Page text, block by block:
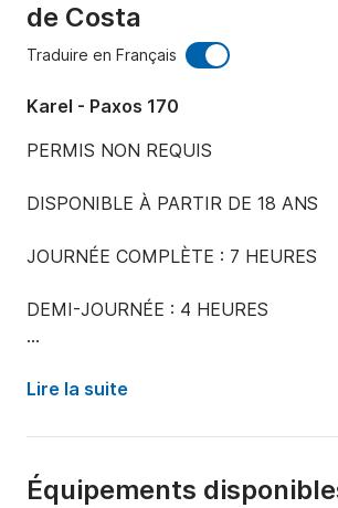
de Costa
Traduire en Français
Karel - Paxos 170
PERMIS NON REQUIS
DISPONIBLE À PARTIR DE 18 ANS
JOURNÉE COMPLÈTE : 7 HEURES
DEMI-JOURNÉE : 4 HEURES
3 milles nautiques, ce qui le rend idéal
croisières côtières.
________________________
Lire la suite
Équipements